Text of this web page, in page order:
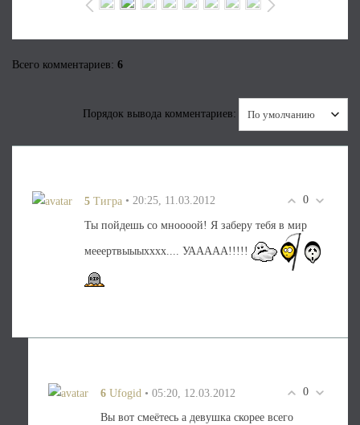
Всего комментариев: 6
Порядок вывода комментариев:
0
5 Тигра • 20:25, 11.03.2012
Ты пойдешь со мноооой! Я заберу тебя в мир
мееертвыыыхххх.... УААААА!!!!!
0
6 Ufogid • 05:20, 12.03.2012
Вы вот смеётесь а девушка скорее всего